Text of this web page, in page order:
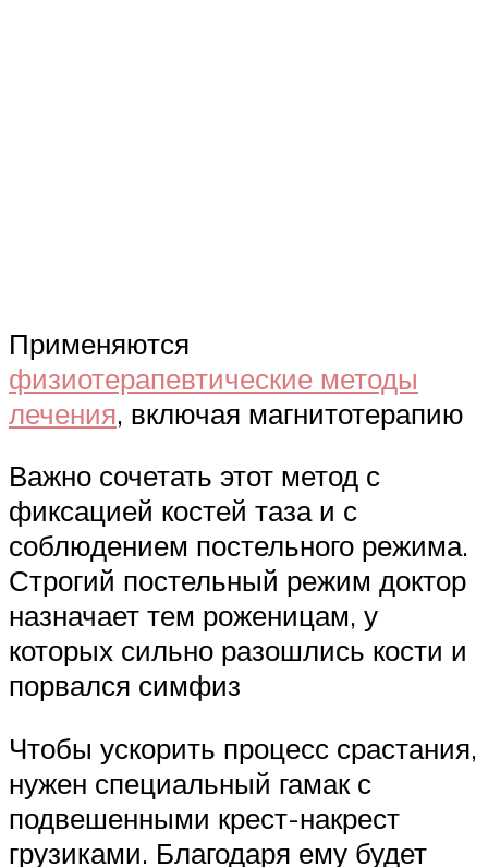
Применяются
физиотерапевтические методы
лечения, включая магнитотерапию
Важно сочетать этот метод с
фиксацией костей таза и с
соблюдением постельного режима.
Строгий постельный режим доктор
назначает тем роженицам, у
которых сильно разошлись кости и
порвался симфиз
Чтобы ускорить процесс срастания,
нужен специальный гамак с
подвешенными крест-накрест
грузиками. Благодаря ему будет